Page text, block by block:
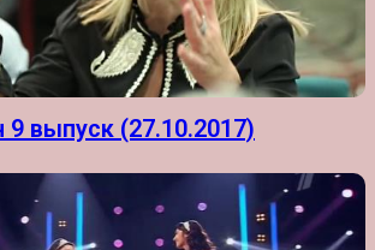
9 выпуск (27.10.2017)